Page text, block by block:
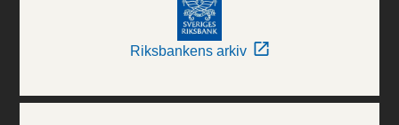
Riksbankens arkiv